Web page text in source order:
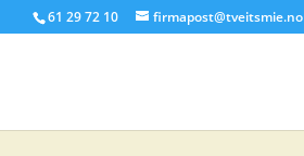
61 29 72 10 firmapost@tveitsmie.no